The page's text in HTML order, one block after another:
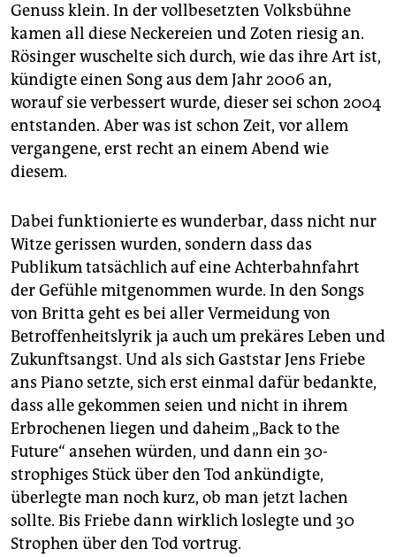
Genuss klein. In der vollbesetzten Volksbühne
kamen all diese Neckereien und Zoten riesig an.
Rösinger wuschelte sich durch, wie das ihre Art ist,
kündigte einen Song aus dem Jahr 2006 an,
worauf sie verbessert wurde, dieser sei schon 2004
entstanden. Aber was ist schon Zeit, vor allem
vergangene, erst recht an einem Abend wie
diesem.
Dabei funktionierte es wunderbar, dass nicht nur
Witze gerissen wurden, sondern dass das
Publikum tatsächlich auf eine Achterbahnfahrt
der Gefühle mitgenommen wurde. In den Songs
von Britta geht es bei aller Vermeidung von
Betroffenheitslyrik ja auch um prekäres Leben und
Zukunftsangst. Und als sich Gaststar Jens Friebe
ans Piano setzte, sich erst einmal dafür bedankte,
dass alle gekommen seien und nicht in ihrem
Erbrochenen liegen und daheim „Back to the
Future“ ansehen würden, und dann ein 30-
strophiges Stück über den Tod ankündigte,
überlegte man noch kurz, ob man jetzt lachen
sollte. Bis Friebe dann wirklich loslegte und 30
Strophen über den Tod vortrug.